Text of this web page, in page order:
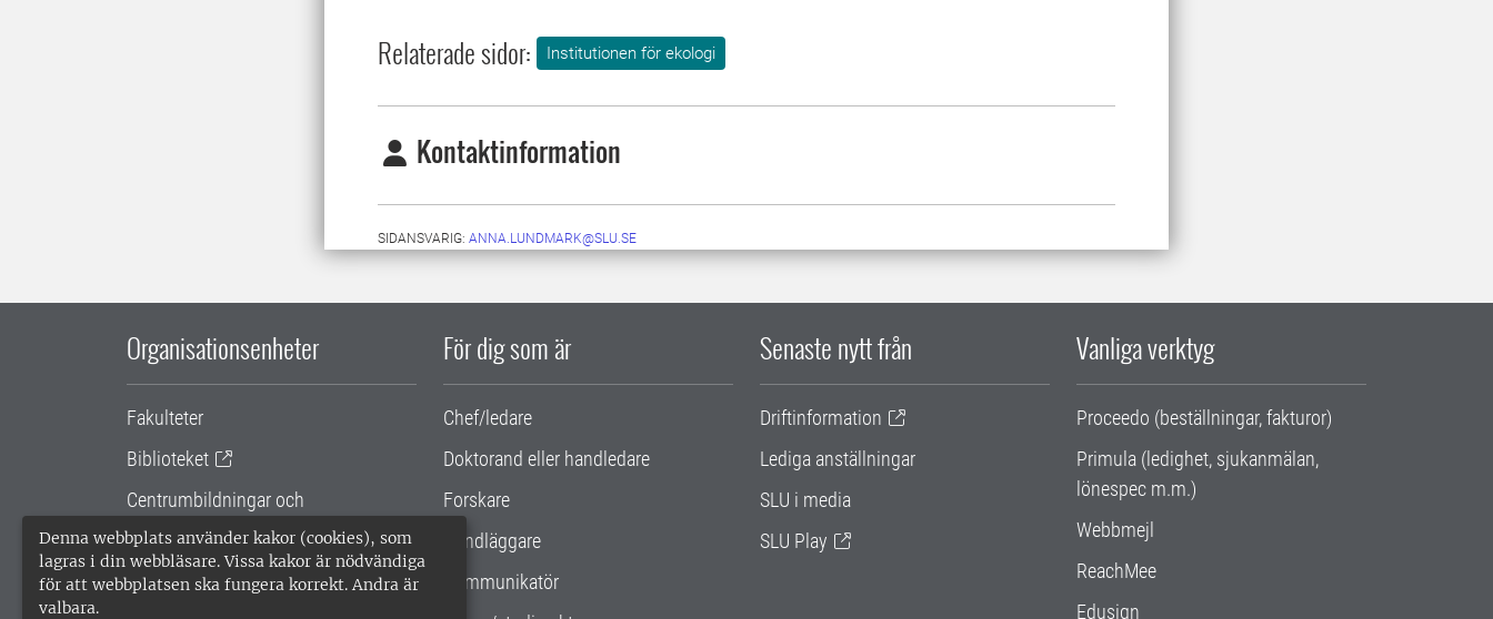
Denna webbplats använder kakor (cookies), som
lagras i din webbläsare. Vissa kakor är nödvändiga
för att webbplatsen ska fungera korrekt. Andra är
valbara.
Relaterade sidor: Institutionen för ekologi
Kontaktinformation
SIDANSVARIG: ANNA.LUNDMARK@SLU.SE
Organisationsenheter
Fakulteter
Biblioteket
Centrumbildningar och
samarbetsprojekt
Gemensamma verksamhetsstödet
För dig som är
Chef/ledare
Doktorand eller handledare
Forskare
Handläggare
Kommunikatör
Senaste nytt från
Driftinformation
Lediga anställningar
SLU i media
SLU Play
Vanliga verktyg
Proceedo (beställningar, fakturor)
Primula (ledighet, sjukanmälan,
lönespec m.m.)
Webbmejl
ReachMee
Edusign